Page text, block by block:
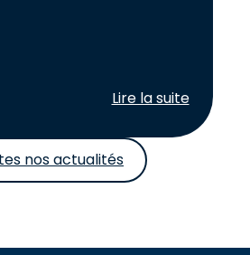
Lire l'article :
Lire la suite
nos actualités